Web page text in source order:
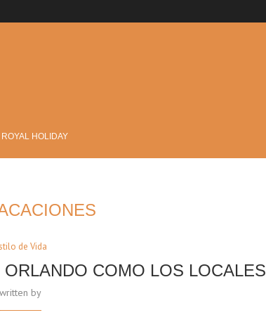
HOLIDAY
de Vida
COMO LOS LOCALES
written by